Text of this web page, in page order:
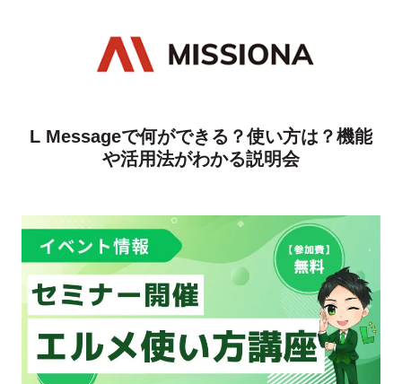
L Messageで何ができる？使い方は？機能
や活用法がわかる説明会